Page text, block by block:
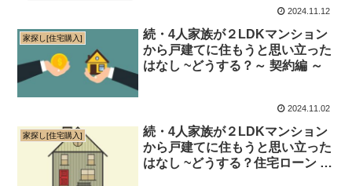
2024.11.12
家探し[住宅購入]
続・4人家族が２LDKマンション
から戸建てに住もうと思い立った
はなし ~どうする？～ 契約編 ～
2024.11.02
家探し[住宅購入]
続・4人家族が２LDKマンション
から戸建てに住もうと思い立った
はなし ~どうする？住宅ローン 編